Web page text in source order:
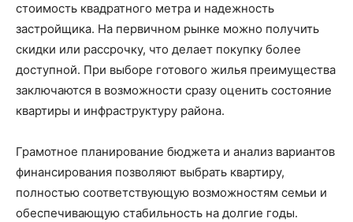
стоимость квадратного метра и надежность
застройщика. На первичном рынке можно получить
скидки или рассрочку, что делает покупку более
доступной. При выборе готового жилья преимущества
заключаются в возможности сразу оценить состояние
квартиры и инфраструктуру района.
Грамотное планирование бюджета и анализ вариантов
финансирования позволяют выбрать квартиру,
полностью соответствующую возможностям семьи и
обеспечивающую стабильность на долгие годы.